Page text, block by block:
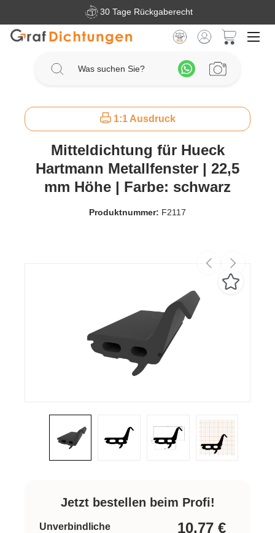
Zum Hauptinhalt springen30 Tage Rückgaberecht
1:1 Ausdruck
Mitteldichtung für Hueck
Hartmann Metallfenster | 22,5
mm Höhe | Farbe: schwarz
Produktnummer: F2117
Jetzt bestellen beim Profi!
Unverbindliche
10,77 €